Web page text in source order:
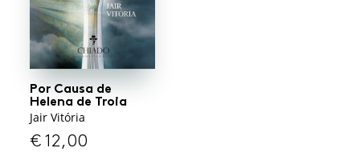
Por Causa de
Helena de Troia
Jair Vitória
€12,00